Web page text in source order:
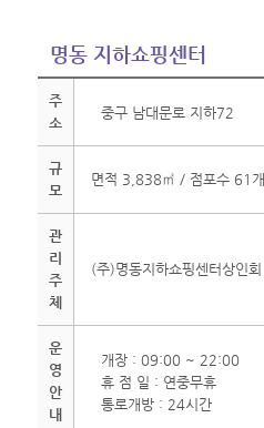
명동 지하쇼핑센터
주
소
중구 남대문로 지하72
규
모
면적 3,838㎡ / 점포수 61개
관
리
주
체
(주)명동지하쇼핑센터상인회
운
영
안
내
개장 : 09:00 ~ 22:00
휴 점 일 : 연중무휴
통로개방 : 24시간